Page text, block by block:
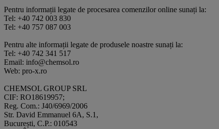
Pentru informații legate de procesarea comenzilor online sunați la:
Tel: +40 742 003 830
Tel: +40 757 087 003
Pentru alte informații legate de produsele noastre sunați la:
Tel: +40 742 341 517
Email: info@chemsol.ro
Web: pro-x.ro
CHEMSOL GROUP SRL
CIF: RO18619957;
Reg. Com.: J40/6969/2006
Str. David Emmanuel 6A, S.1,
București, C.P.: 010543